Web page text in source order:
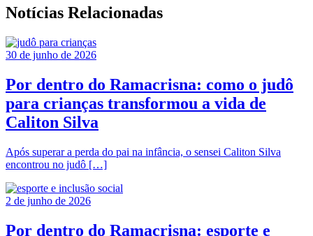
Notícias Relacionadas
30 de junho de 2026
Por dentro do Ramacrisna: como o judô
para crianças transformou a vida de
Caliton Silva
Após superar a perda do pai na infância, o sensei Caliton Silva
encontrou no judô […]
2 de junho de 2026
Por dentro do Ramacrisna: esporte e